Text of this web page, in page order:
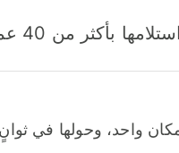
وفّر
واحد، وحولها في